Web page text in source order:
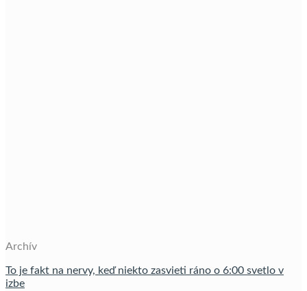
Archív
To je fakt na nervy, keď niekto zasvieti ráno o 6:00 svetlo v
izbe